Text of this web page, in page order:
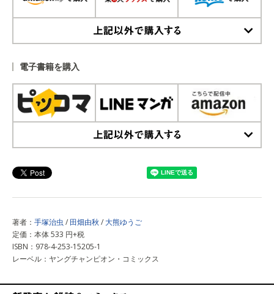
電子書籍を購入
著者： 手塚治虫 / 田畑由秋 / 大熊ゆうご
定価：本体 533 円+税
ISBN：978-4-253-15205-1
レーベル：ヤングチャンピオン・コミックス